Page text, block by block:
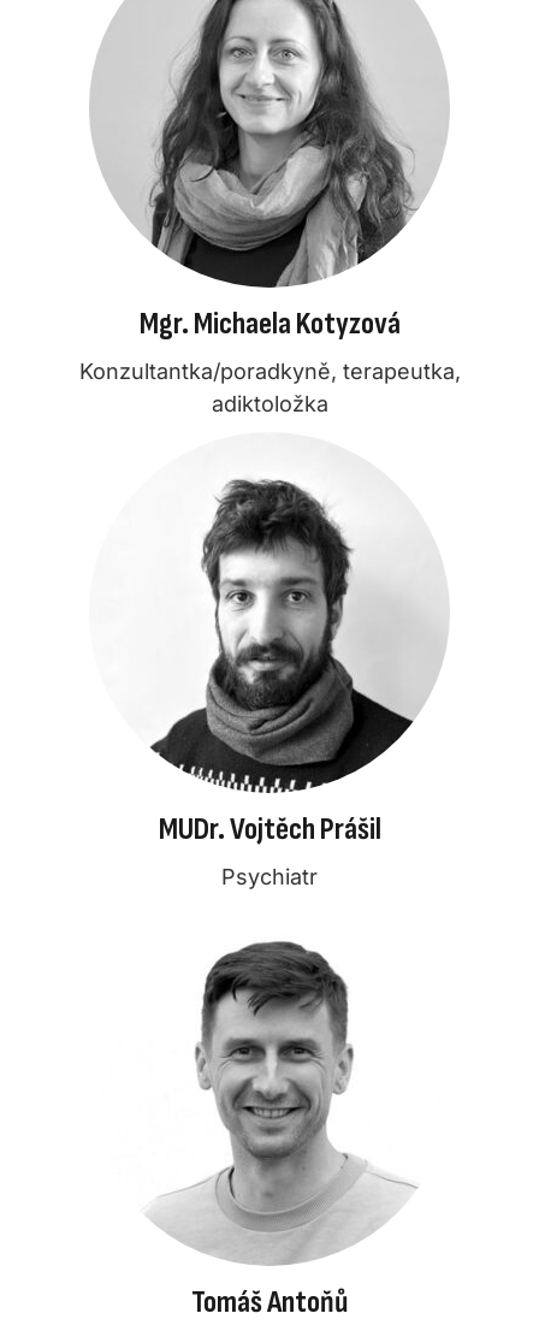
Mgr. Michaela Kotyzová
Konzultantka/poradkyně, terapeutka,
adiktoložka
MUDr. Vojtěch Prášil
Psychiatr
Tomáš Antoňů